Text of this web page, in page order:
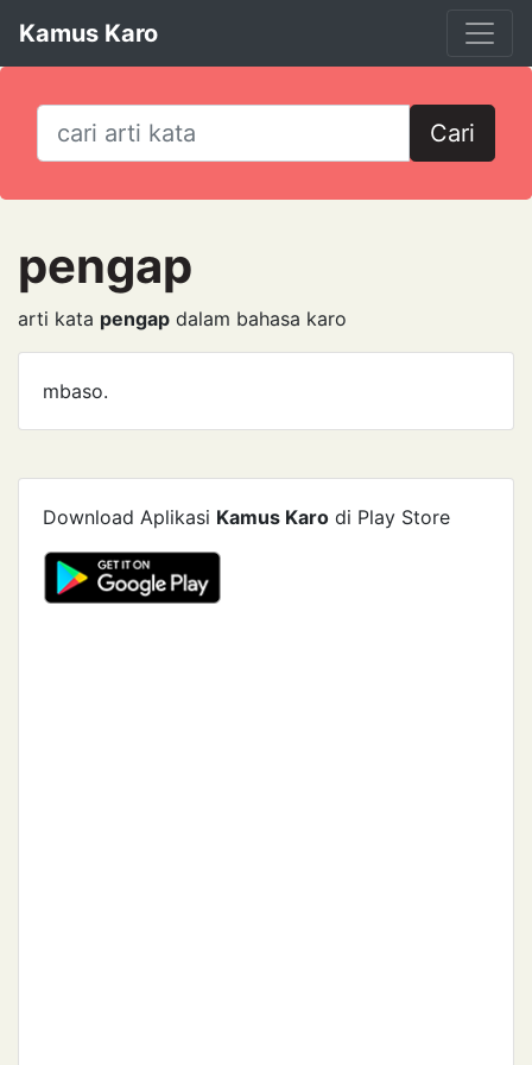
Kamus Karo
Cari
pengap
arti kata pengap dalam bahasa karo
mbaso.
Download Aplikasi Kamus Karo di Play Store